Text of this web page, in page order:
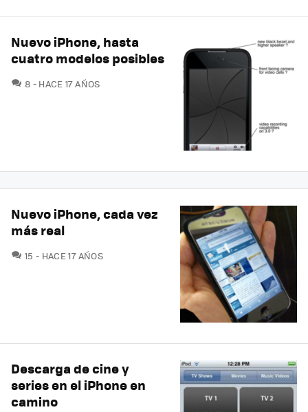
Nuevo iPhone, hasta
cuatro modelos posibles
8 COMENTARIOS
HACE 17 AÑOS
Nuevo iPhone, cada vez
más real
15 COMENTARIOS
HACE 17 AÑOS
Descarga de cine y
series en el iPhone en
camino